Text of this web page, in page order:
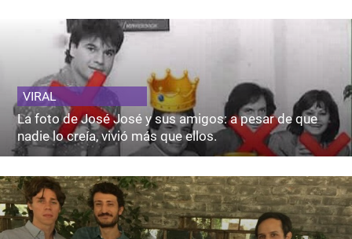
VIRAL
La foto de José José y sus amigos: a pesar de que
nadie lo creía, vivió más que ellos.